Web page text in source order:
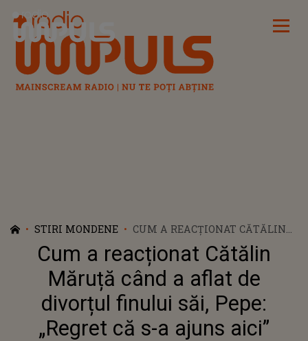
Radio Impuls
STIRI MONDENE
CUM A REACȚIONAT CĂTĂLIN
MĂRUȚĂ CÂND A AFLAT DE
DIVORȚUL FINULUI SĂI, PEPE:
„REGRET CĂ S-A AJUNS AICI”
Cum a reacționat Cătălin
Măruță când a aflat de
divorțul finului săi, Pepe:
„Regret că s-a ajuns aici”